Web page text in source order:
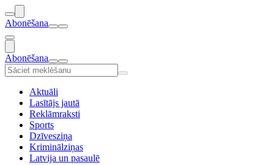
Abonēšana
Abonēšana
Aktuāli
Lasītājs jautā
Reklāmraksti
Sports
Dzīvesziņa
Kriminālziņas
Latvija un pasaulē